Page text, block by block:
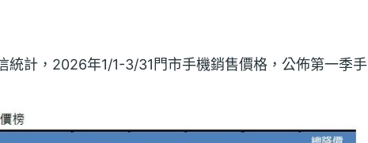
統計，2026年1/1-3/31門市手機銷售價格，公佈第一季手